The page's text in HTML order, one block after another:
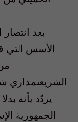
بعد
الأسس التي
الشريعتمداري
يردّد بأنه
الجمهورية